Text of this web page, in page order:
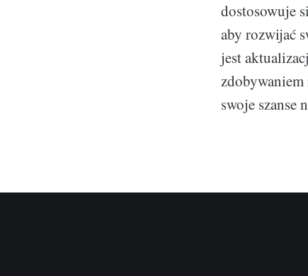
dostosowuje
aby rozwijać
jest
swoje szanse